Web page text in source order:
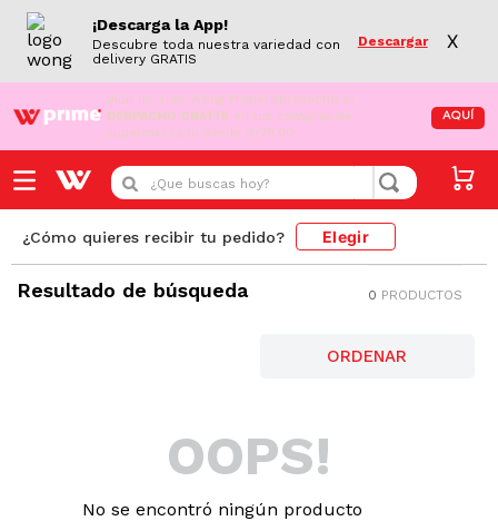
¡Descarga la App!
Descubre toda nuestra variedad con
delivery GRATIS
Descargar X
¡Aún no eres Wong Prime! Aprovecha el
DESPACHO GRATIS en tus compras de
supermercado desde S/79.90
AQUÍ
¿Que buscas hoy?
¿Cómo quieres recibir tu pedido? Elegir
Resultado de búsqueda 0 PRODUCTOS
OOPS!
No se encontró ningún producto